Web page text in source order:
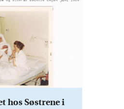
hos Søstrene i